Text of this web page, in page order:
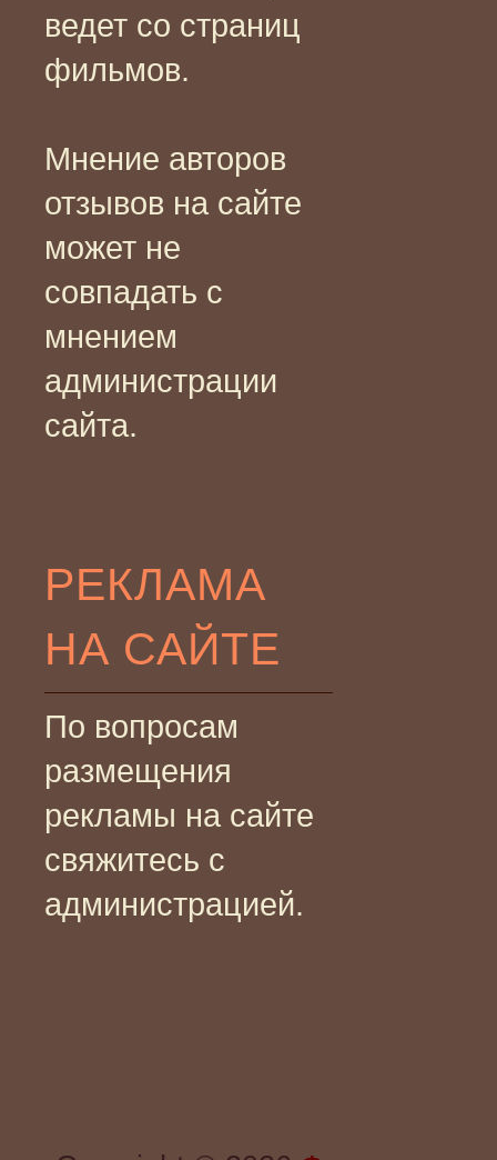
ведет со страниц
фильмов.
Мнение авторов
отзывов на сайте
может не
совпадать с
мнением
администрации
сайта.
РЕКЛАМА
НА САЙТЕ
По вопросам
размещения
рекламы на сайте
свяжитесь с
администрацией.